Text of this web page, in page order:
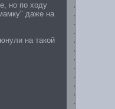
но по ходу
даже на
на такой